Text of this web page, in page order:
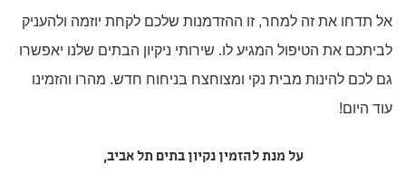
אל תדחו את זה למחר, זו ההזדמנות שלכם לקחת יוזמה ולהעניק
לביתכם את הטיפול המגיע לו. שירותי ניקיון הבתים שלנו יאפשרו
גם לכם להינות מבית נקי ומצוחצח בניחוח חדש. מהרו והזמינו
עוד היום!
על מנת להזמיןנקיון בתים תל אביב,